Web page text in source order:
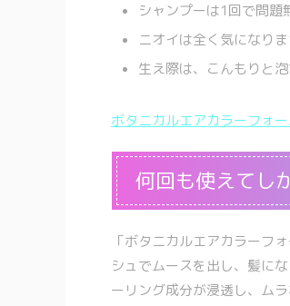
シャンプーは1回で問題
ニオイは全く気になりま
生え際は、こんもりと
ボタニカルエアカラーフォ
何回も使えてし
「ボタニカルエアカラーフ
シュでムースを出し、髪に
ーリング成分が浸透し、ム